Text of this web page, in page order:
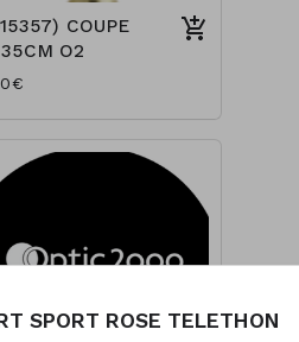
COUPE
O2
SPORT ROSE TELETHON